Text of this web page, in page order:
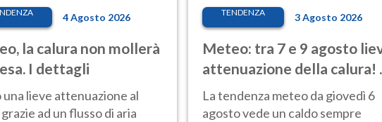
4 Agosto 2026
la calura non mollerà
I dettagli
una lieve attenuazione al
ad un flusso di aria
TENDENZA 3 Agosto 2026
Meteo: tra 7 e 9 agosto
attenuazione della calura!
Nord rischio temporali
La tendenza meteo da giovedì 6
agosto vede un caldo sempre